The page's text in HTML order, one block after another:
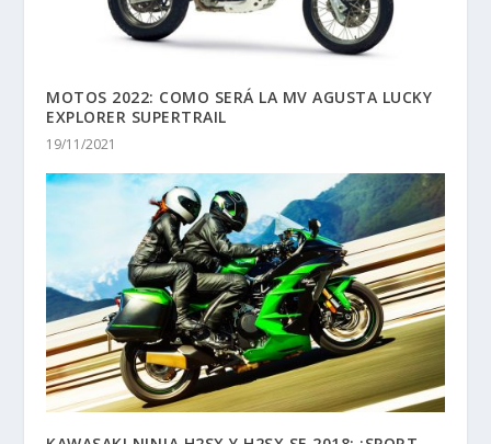
MOTOS 2022: COMO SERÁ LA MV AGUSTA LUCKY
EXPLORER SUPERTRAIL
19/11/2021